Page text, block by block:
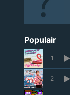
Populair
1
2